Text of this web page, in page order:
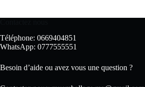
Téléphone: 0669404851
WhatsApp: 0777555551
Besoin d’aide ou avez vous une question ?